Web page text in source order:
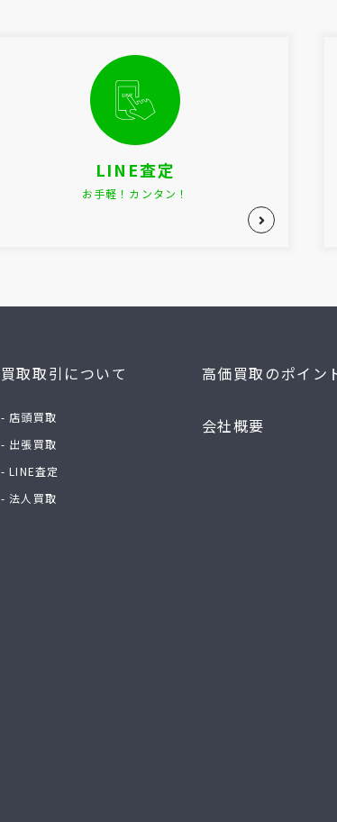
LINE査定
お手軽！カンタン！
買取取引について
- 店頭買取
- 出張買取
- LINE査定
- 法人買取
高価買取のポイン
会社概要